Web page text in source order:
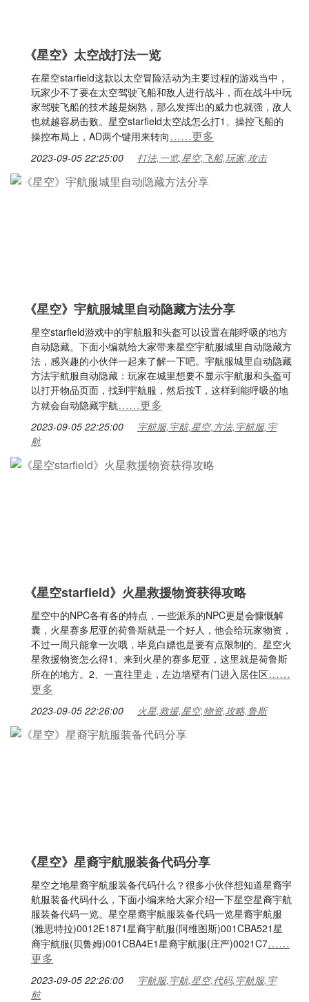
《星空》太空战打法一览
在星空starfield这款以太空冒险活动为主要过程的游戏当中，
玩家少不了要在太空驾驶飞船和敌人进行战斗，而在战斗中玩
家驾驶飞船的技术越是娴熟，那么发挥出的威力也就强，敌人
也就越容易击败。星空starfield太空战怎么打1、操控飞船的
操控布局上，AD两个键用来转向……更多
2023-09-05 22:25:00 打法,一览,星空,飞船,玩家,攻击
《星空》宇航服城里自动隐藏方法分享
星空starfield游戏中的宇航服和头盔可以设置在能呼吸的地方
自动隐藏。下面小编就给大家带来星空宇航服城里自动隐藏方
法，感兴趣的小伙伴一起来了解一下吧。宇航服城里自动隐藏
方法宇航服自动隐藏：玩家在城里想要不显示宇航服和头盔可
以打开物品页面，找到宇航服，然后按T，这样到能呼吸的地
方就会自动隐藏宇航……更多
2023-09-05 22:25:00
宇航服,宇航,星空,方法,宇航服,宇
航
《星空starfield》火星救援物资获得攻略
星空中的NPC各有各的特点，一些派系的NPC更是会慷慨解
囊，火星赛多尼亚的荷鲁斯就是一个好人，他会给玩家物资，
不过一周只能拿一次哦，毕竟白嫖也是要有点限制的。星空火
星救援物资怎么得1、来到火星的赛多尼亚，这里就是荷鲁斯
所在的地方。2、一直往里走，左边墙壁有门进入居住区……
更多
2023-09-05 22:26:00 火星,救援,星空,物资,攻略,鲁斯
《星空》星裔宇航服装备代码分享
星空之地星裔宇航服装备代码什么？很多小伙伴想知道星裔宇
航服装备代码什么，下面小编来给大家介绍一下星空星裔宇航
服装备代码一览。星空星裔宇航服装备代码一览星裔宇航服
(雅思特拉)0012E1871星裔宇航服(阿维图斯)001CBA521星
裔宇航服(贝鲁姆)001CBA4E1星裔宇航服(庄严)0021C7……
更多
2023-09-05 22:26:00
宇航服,宇航,星空,代码,宇航服,宇
航